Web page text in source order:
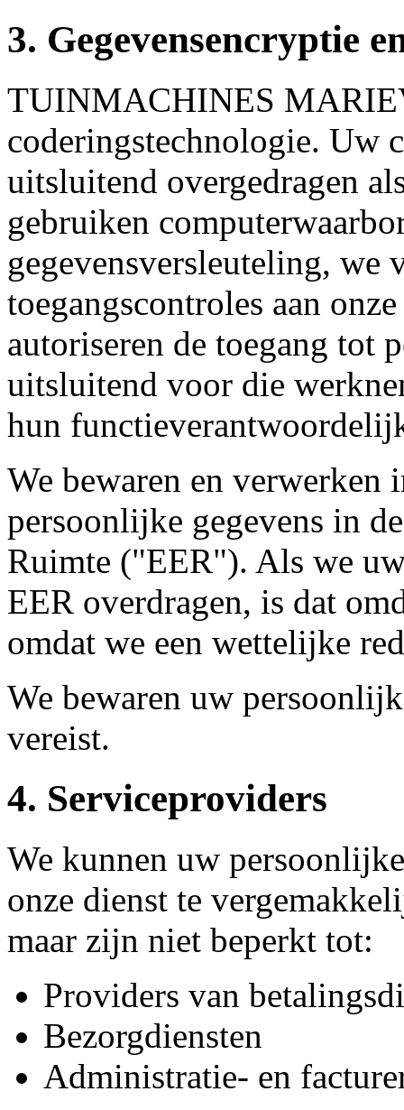
3. Gegevensencryptie
TUINMACHINES
coderingstechnologie. Uw
uitsluitend overgedragen
gebruiken
gegevensversleuteling, we
toegangscontroles aan
autoriseren de toegang tot
uitsluitend voor die
hun
We bewaren en verwerken
persoonlijke gegevens in
Ruimte ("EER"). Als we
EER overdragen, is dat
omdat we een wettelijke
We bewaren uw
vereist.
4. Serviceproviders
We kunnen uw
onze dienst te
maar zijn niet beperkt tot:
Providers van
Bezorgdiensten
Administratie- en